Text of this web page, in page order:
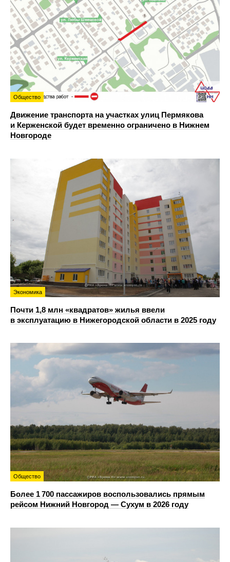
Общество
Движение транспорта на участках улиц Пермякова
и Керженской будет временно ограничено в Нижнем
Новгороде
Экономика
Почти 1,8 млн «квадратов» жилья ввели
в эксплуатацию в Нижегородской области в 2025 году
Общество
Более 1 700 пассажиров воспользовались прямым
рейсом Нижний Новгород — Сухум в 2026 году